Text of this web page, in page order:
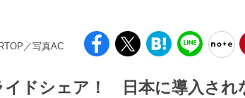
／写真AC
イドシェア！ 日本に導入され